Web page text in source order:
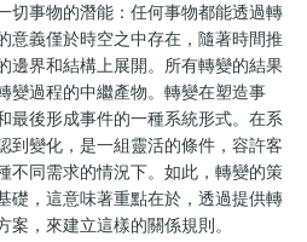
切事物的潛能：任何事物都能透過轉
意義僅於時空之中存在，隨著時間推
邊界和結構上展開。所有轉變的結果
變過程的中繼產物。轉變在塑造事
最後形成事件的一種系統形式。在系
到變化，是一組靈活的條件，容許客
不同需求的情況下。如此，轉變的策
礎，這意味著重點在於，透過提供轉
案，來建立這樣的關係規則。